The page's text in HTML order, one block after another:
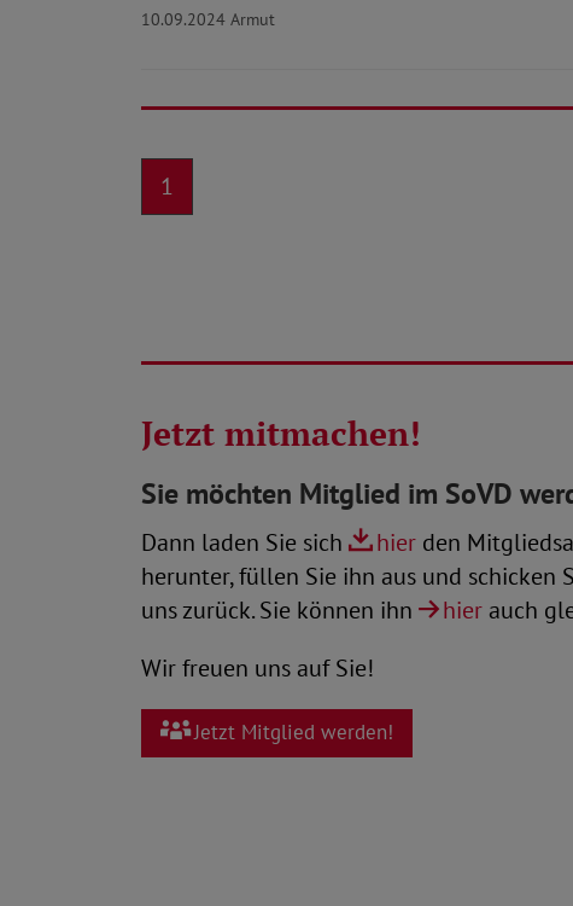
10.09.2024 Armut
1
Jetzt mitmachen!
Sie möchten Mitglied im SoVD
Dann laden Sie sich hier den
herunter, füllen Sie ihn aus und schicken
uns zurück. Sie können ihn
hier auch
Wir freuen uns auf Sie!
Jetzt Mitglied werden!